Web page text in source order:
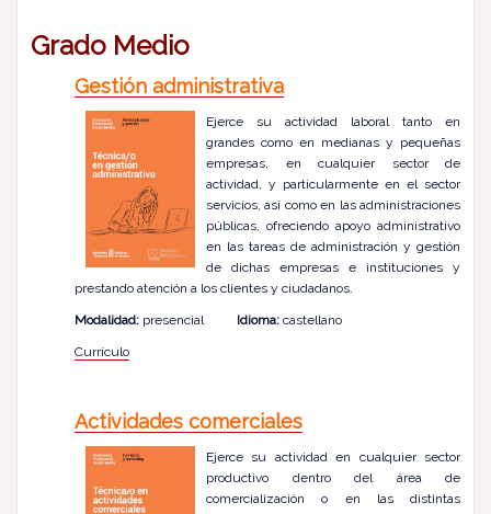
Grado Medio
Gestión administrativa
Ejerce su actividad laboral tanto en
grandes como en medianas y pequeñas
empresas, en cualquier sector de
actividad, y particularmente en el sector
servicios, así como en las administraciones
públicas, ofreciendo apoyo administrativo
en las tareas de administración y gestión
de dichas empresas e instituciones y
prestando atención a los clientes y ciudadanos.
Modalidad: presencial Idioma: castellano
Currículo
Actividades comerciales
Ejerce su actividad en cualquier sector
productivo dentro del área de
comercialización o en las distintas